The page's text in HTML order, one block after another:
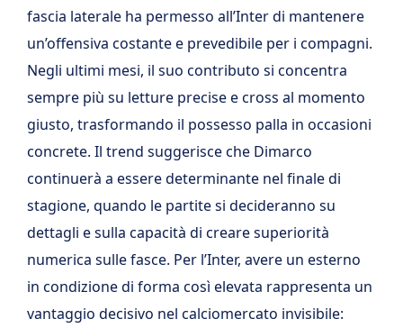
fascia laterale ha permesso all’Inter di mantenere
un’offensiva costante e prevedibile per i compagni.
Negli ultimi mesi, il suo contributo si concentra
sempre più su letture precise e cross al momento
giusto, trasformando il possesso palla in occasioni
concrete. Il trend suggerisce che Dimarco
continuerà a essere determinante nel finale di
stagione, quando le partite si decideranno su
dettagli e sulla capacità di creare superiorità
numerica sulle fasce. Per l’Inter, avere un esterno
in condizione di forma così elevata rappresenta un
vantaggio decisivo nel calciomercato invisibile: